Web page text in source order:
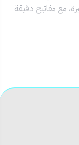
مع مفاتيح دقيقة
التجارية